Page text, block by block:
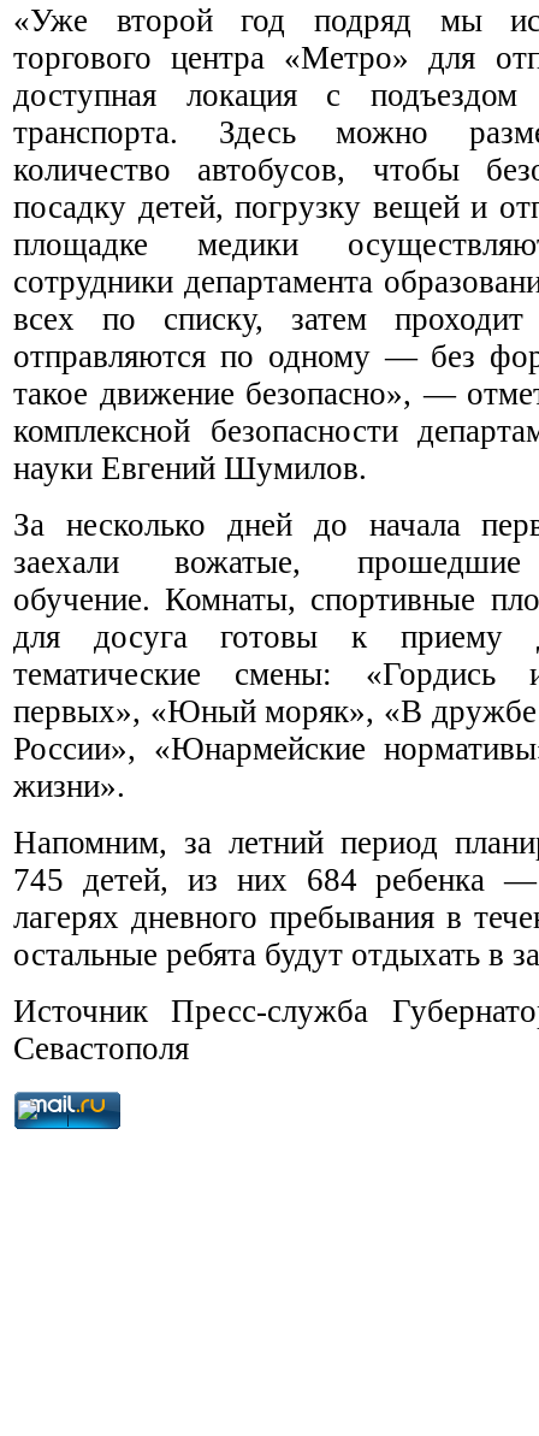
«Уже второй год подряд мы
торгового центра «Метро» для
доступная локация с подъездом
транспорта. Здесь можно
количество автобусов, чтобы
посадку детей, погрузку вещей и
площадке медики
сотрудники департамента
всех по списку, затем
отправляются по одному — без
такое движение безопасно», —
комплексной безопасности
науки Евгений Шумилов.
За несколько дней до начала
заехали вожатые, прошедшие
обучение. Комнаты, спортивные
для досуга готовы к приему
тематические смены:
первых», «Юный моряк», «В
России», «Юнармейские
жизни».
Напомним, за летний период
745 детей, из них 684 ребенка
лагерях дневного пребывания в
остальные ребята будут отдыхать в
Источник Пресс-служба
Севастополя